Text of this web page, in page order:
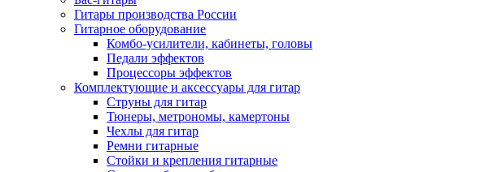
Гитары производства России
Гитарное оборудование
Комбо-усилители, кабинеты, головы
Педали эффектов
Процессоры эффектов
Комплектующие и аксессуары для гитар
Струны для гитар
Тюнеры, метрономы, камертоны
Чехлы для гитар
Ремни гитарные
Стойки и крепления гитарные